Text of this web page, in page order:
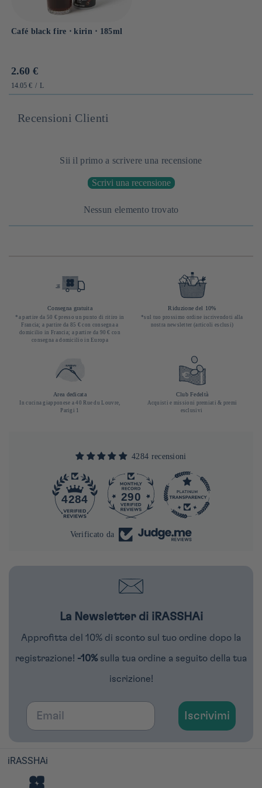
Café black fire ⋅ kirin ⋅ 185ml
Prix
habituel
2.60 €
PRIX
UNITAIRE
14.05 € / PAR
L
Recensioni Clienti
Sii il primo a scrivere una recensione
Scrivi una recensione
Nessun elemento trovato
Consegna gratuita
*a partire da 50 € presso un punto di ritiro in
Francia; a partire da 85 € con consegna a
domicilio in Francia; a partire da 90 € con
consegna a domicilio in Europa
Riduzione del 10%
*sul tuo prossimo ordine iscrivendoti alla
nostra newsletter (articoli esclusi)
Area dedicata
In cucina giapponese a 40 Rue du Louvre,
Parigi 1
Club Fedeltà
Acquisti e missioni premiati & premi
esclusivi
4284 recensioni
4284 290
Verificato da
La Newsletter di iRASSHAi
Approfitta del 10% di sconto sul tuo ordine dopo la
registrazione! -10% sulla tua ordine a seguito della tua
iscrizione!
Email
Iscrivimi
iRASSHAi